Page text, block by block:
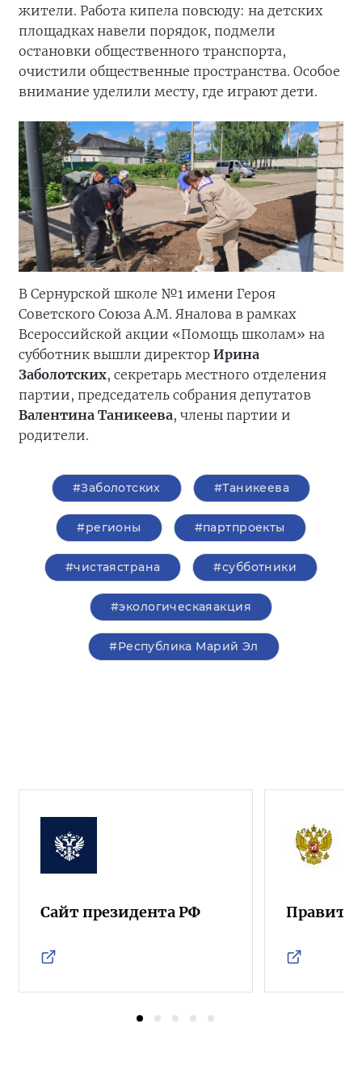
жители. Работа кипела повсюду: на детских
площадках навели порядок, подмели
остановки общественного транспорта,
очистили общественные пространства. Особое
внимание уделили месту, где играют дети.
В Сернурской школе №1 имени Героя
Советского Союза А.М. Яналова в рамках
Всероссийской акции «Помощь школам» на
субботник вышли директор Ирина
Заболотских, секретарь местного отделения
партии, председатель собрания депутатов
Валентина Таникеева, члены партии и
родители.
#Заболотских #Таникеева
#регионы #партпроекты
#чистаястрана #субботники
#экологическаяакция
#Республика Марий Эл
Сайт президента РФ